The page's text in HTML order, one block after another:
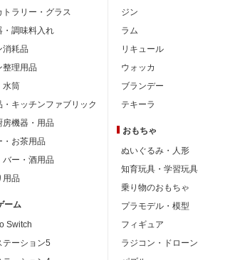
トラリー・グラス
・調味料入れ
消耗品
整理用品
水筒
・キッチンファブリック
房機器・用品
・お茶用品
バー・酒用品
用品
ーム
Switch
テーション5
ジン
ラム
リキュール
ウォッカ
ブランデー
テキーラ
おもちゃ
ぬいぐるみ・人形
知育玩具・学習玩具
乗り物のおもちゃ
プラモデル・模型
フィギュア
ラジコン・ドローン